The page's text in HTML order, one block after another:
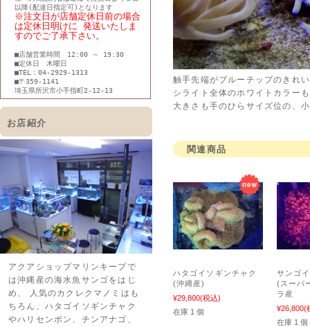
触手先端がブルーチップのきれ
シライト全体のホワイトカラー
大きさも手のひらサイズ位の、
関連商品
ハタゴイソギンチャク
(沖縄産)
¥29,800(税込)
在庫 1 個
サンゴ
(スーパ
ラ産
¥26,800(
在庫 1 個
以降(配達日指定可)となります
※注文日が店舗定休日前の場合
は定休日明けに 発送いたしま
すのでご了承下さい。
■店舗営業時間 12:00 ～ 19:30
■定休日 木曜日
■TEL：04-2929-1313
■〒359-1141
埼玉県所沢市小手指町2-12-13
お店紹介
アクアショップマリンキープで
は沖縄産の海水魚サンゴをはじ
め、 人気のカクレクマノミはも
ちろん、ハタゴイソギンチャク
やハリセンボン、チンアナゴ、